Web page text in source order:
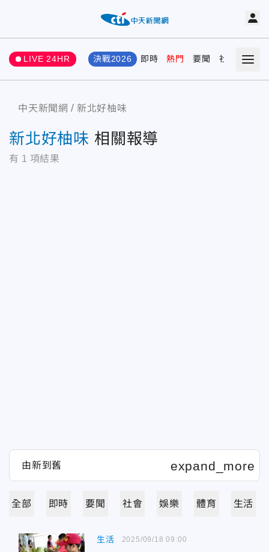
LIVE 24HR 決戰2026 即時 熱門 要聞 社會 娛樂
中天新聞網 新北好柚味
新北好柚味 相關報導
有 1 項結果
全部 即時 要聞 社會 娛樂 體育 生活
生活 2025/09/18 09:00